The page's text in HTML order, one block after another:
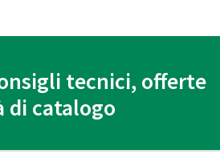
tecnici, offerte
di catalogo